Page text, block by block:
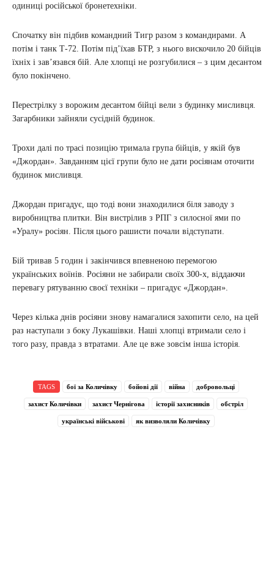
одиниці російської бронетехніки.
Спочатку він підбив командний Тигр разом з командирами. А
потім і танк Т-72. Потім під’їхав БТР, з нього вискочило 20 бійців
їхніх і зав’язався бій. Але хлопці не розгубилися – з цим десантом
було покінчено.
Перестрілку з ворожим десантом бійці вели з будинку мисливця.
Загарбники зайняли сусідній будинок.
Трохи далі по трасі позицію тримала група бійців, у якій був
«Джордан». Завданням цієї групи було не дати росіянам оточити
будинок мисливця.
Джордан пригадує, що тоді вони знаходилися біля заводу з
виробництва плитки. Він вистрілив з РПГ з силосної ями по
«Уралу» росіян. Після цього рашисти почали відступати.
Бій тривав 5 годин і закінчився впевненою перемогою
українських воїнів. Росіяни не забирали своїх 300-х, віддаючи
перевагу рятуванню своєї техніки – пригадує «Джордан».
Через кілька днів росіяни знову намагалися захопити село, на цей
раз наступали з боку Лукашівки. Наші хлопці втримали село і
того разу, правда з втратами. Але це вже зовсім інша історія.
TAGS бої за Количівку бойові дії війна добровольці
захист Количівки захист Чернігова історії захисників обстріл
українські військові як визволяли Количівку